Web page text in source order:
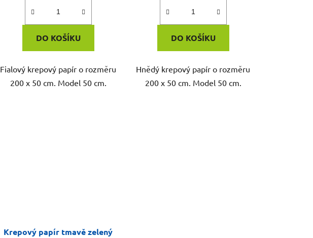
DO KOŠÍKU
Fialový krepový papír o rozměru
200 x 50 cm. Model 50 cm.
DO KOŠÍKU
Hnědý krepový papír o rozměru
200 x 50 cm. Model 50 cm.
Krepový papír tmavě zelený